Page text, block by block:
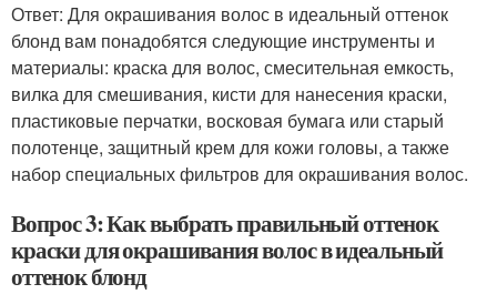
Ответ: Для окрашивания волос в идеальный оттенок
блонд вам понадобятся следующие инструменты и
материалы: краска для волос, смесительная емкость,
вилка для смешивания, кисти для нанесения краски,
пластиковые перчатки, восковая бумага или старый
полотенце, защитный крем для кожи головы, а также
набор специальных фильтров для окрашивания волос.
Вопрос 3: Как выбрать правильный оттенок
краски для окрашивания волос в идеальный
оттенок блонд